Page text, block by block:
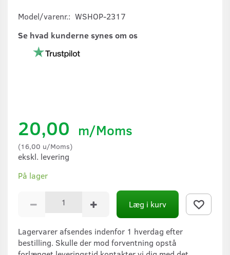
Model/varenr.: WSHOP-2317
Se hvad kunderne synes om os
20,00 m/Moms
(16,00 u/Moms)
ekskl. levering
På lager
Læg i kurv
Lagervarer afsendes indenfor 1 hverdag efter
bestilling. Skulle der mod forventning opstå